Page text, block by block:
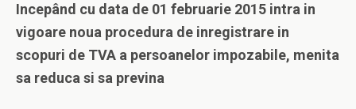
Incepând cu data de 01 februarie 2015 intra in
vigoare noua procedura de inregistrare in
scopuri de TVA a persoanelor impozabile, menita
sa reduca si sa previna